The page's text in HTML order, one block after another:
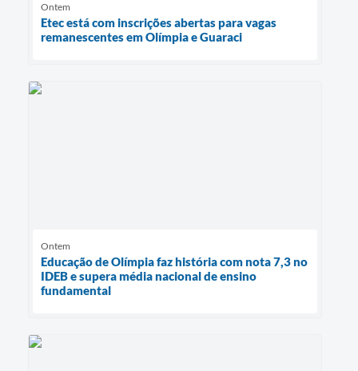
Ontem
Etec está com inscrições abertas para vagas
remanescentes em Olímpia e Guaraci
Ontem
Educação de Olímpia faz história com nota 7,3 no
IDEB e supera média nacional de ensino
fundamental